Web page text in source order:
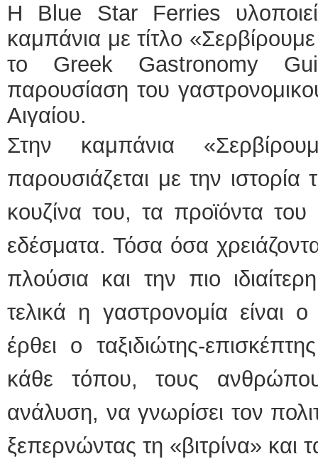
Η Blue Star Ferries
καμπάνια με τίτλο
το Greek Gastronomy
παρουσίαση του
Αιγαίου.
Στην καμπάνια
παρουσιάζεται με την
κουζίνα του, τα προϊόντα του
εδέσματα. Τόσα όσα
πλούσια και την πιο
τελικά η γαστρονομία είναι
έρθει ο ταξιδιώτης-
κάθε τόπου, τους
ανάλυση, να γνωρίσει τον
ξεπερνώντας τη «βιτρίνα» και